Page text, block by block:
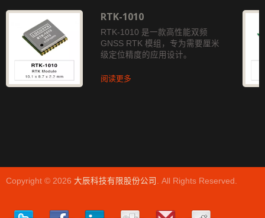
RTK-1010
RTK-1010 是一款高性能双频
GNSS RTK 模组，专为需要厘米
级定位精度的应用设计。
阅读更多
Copyright © 2026 大辰科技有限股份公司 . All Rights Reserved.